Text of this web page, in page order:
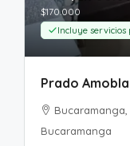
$170.000
Incluye servicios
Prado
Bucaramanga